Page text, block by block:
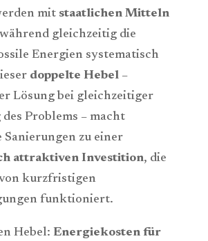
mit staatlichen Mitteln
gleichzeitig die
Energien systematisch
doppelte Hebel–
Lösung bei gleichzeitiger
Problems – macht
Sanierungen zu einer
attraktiven Investition, die
kurzfristigen
funktioniert.
Hebel: Energiekosten für